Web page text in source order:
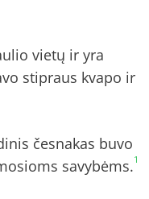
vietų ir yra
stipraus kvapo ir
česnakas buvo
savybėms.1